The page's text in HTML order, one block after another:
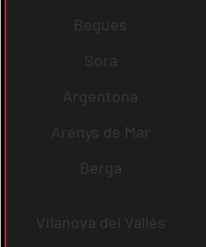
Begues
Sora
Argentona
Arenys de Mar
Berga
Vilanova del Vallès